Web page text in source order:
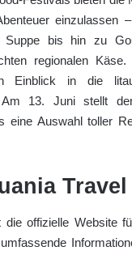
einzulassen
bis hin zu
regionalen
Einblick in die
13. Juni stellt der
eine Auswahl toller
Travel
die offizielle Website